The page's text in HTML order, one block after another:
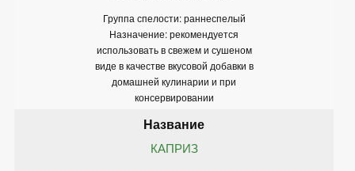
Группа спелости: раннеспелый
Назначение: рекомендуется
использовать в свежем и сушеном
виде в качестве вкусовой добавки в
домашней кулинарии и при
консервировании
КАПРИЗ